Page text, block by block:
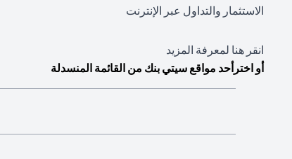
الاستثمار والتداول عبر الإنترنت
انقر هنا لمعرفة المزيد
أو اخترأحد مواقع سيتي بنك من القائمة المنسدلة